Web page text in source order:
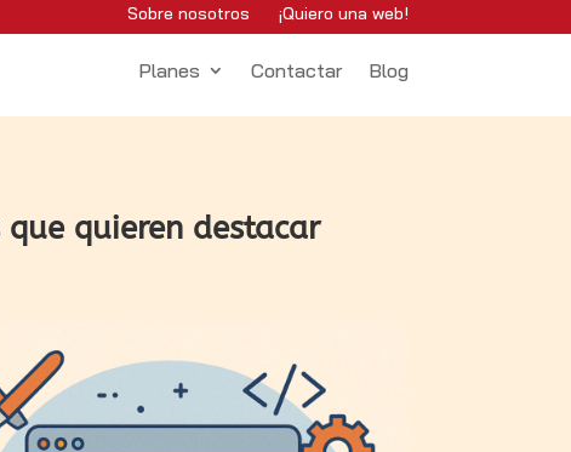
Sobre nosotros ¡Quiero una web!
Planes Contactar Blog
quieren destacar